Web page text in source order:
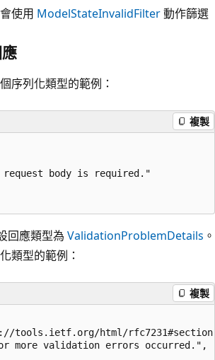
使用 ModelStateInvalidFilter動作篩選
序列化類型的範例：
複製
body is required."
回應類型為 ValidationProblemDetails 。
類型的範例：
複製
tools.ietf.org/html/
more validation errors occurred.",